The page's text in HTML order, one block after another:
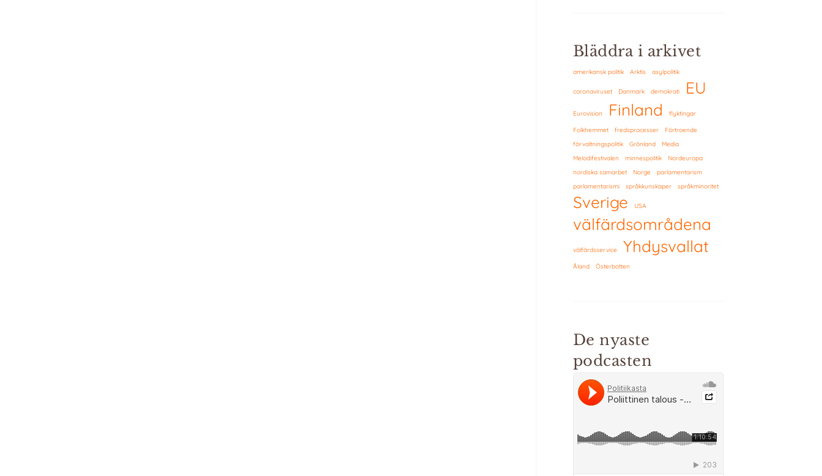
Bläddra i arkivet
amerikansk politik Arktis asylpolitik
coronaviruset Danmark demokrati EU
Eurovision Finland flyktingar
Folkhemmet fredsprocesser
Förtroende
förvaltningspolitik
Grönland
Media
Melodifestivalen
minnespolitik
Nordeuropa
nordiska samarbet
Norge
parlamentarism
parlamentarismi
språkkunskaper språkminoritet
Sverige USA
välfärdsområdena
välfärdsservice Yhdysvallat
Åland Österbotten
De nyaste
podcasten